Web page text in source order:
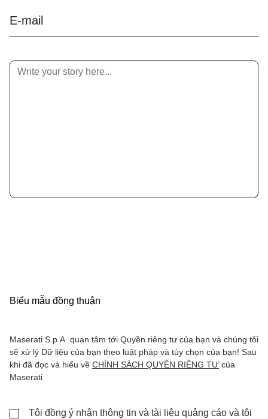
E-mail
Biểu mẫu đồng thuận
Maserati S.p.A. quan tâm tới Quyền riêng tư của bạn và chúng tôi
sẽ xử lý Dữ liệu của bạn theo luật pháp và tùy chọn của bạn! Sau
khi đã đọc và hiểu về CHÍNH SÁCH QUYỀN RIÊNG TƯ của
Maserati
Tôi đồng ý nhận thông tin và tài liệu quảng cáo và tôi